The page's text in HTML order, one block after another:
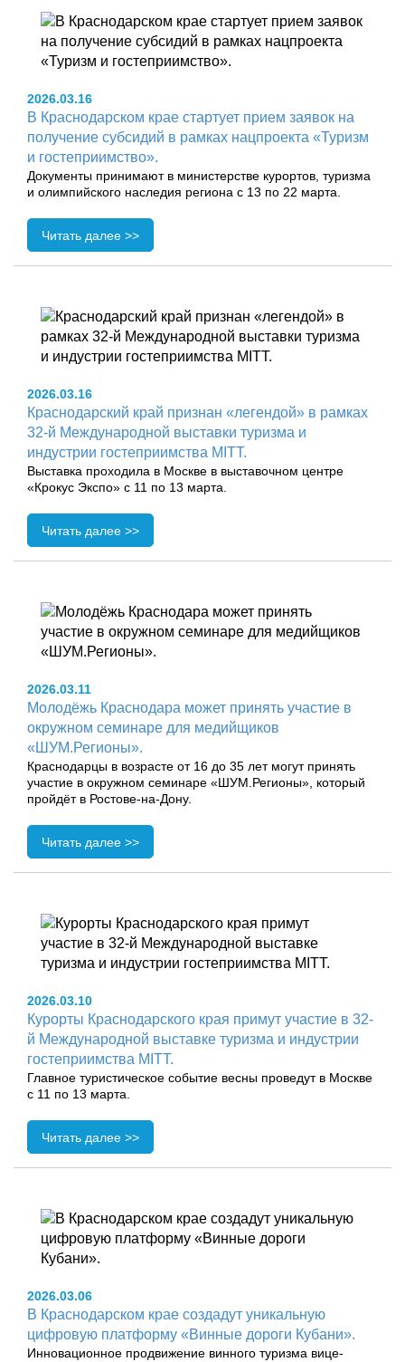
2026.03.16
В Краснодарском крае стартует прием заявок на
получение субсидий в рамках нацпроекта «Туризм
и гостеприимство».
Документы принимают в министерстве курортов, туризма
и олимпийского наследия региона с 13 по 22 марта.
Читать далее >>
2026.03.16
Краснодарский край признан «легендой» в рамках
32-й Международной выставки туризма и
индустрии гостеприимства MITT.
Выставка проходила в Москве в выставочном центре
«Крокус Экспо» с 11 по 13 марта.
Читать далее >>
2026.03.11
Молодёжь Краснодара может принять участие в
окружном семинаре для медийщиков
«ШУМ.Регионы».
Краснодарцы в возрасте от 16 до 35 лет могут принять
участие в окружном семинаре «ШУМ.Регионы», который
пройдёт в Ростове-на-Дону.
Читать далее >>
2026.03.10
Курорты Краснодарского края примут участие в 32-
й Международной выставке туризма и индустрии
гостеприимства MITT.
Главное туристическое событие весны проведут в Москве
с 11 по 13 марта.
Читать далее >>
2026.03.06
В Краснодарском крае создадут уникальную
цифровую платформу «Винные дороги Кубани».
Инновационное продвижение винного туризма вице-